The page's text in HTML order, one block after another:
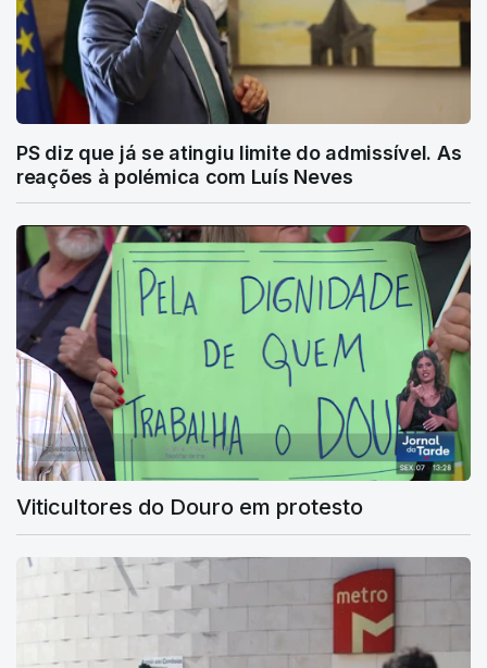
PS diz que já se atingiu limite do admissível. As
reações à polémica com Luís Neves
Viticultores do Douro em protesto